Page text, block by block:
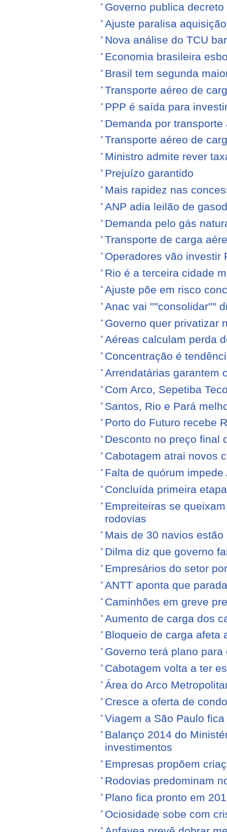
Governo publica
Ajuste paralisa
Nova análise do TCU
Economia brasileira
Brasil tem segunda
Transporte aéreo de
PPP é saída para
Demanda por
Transporte aéreo de
Ministro admite rever
Prejuízo garantido
Mais rapidez nas
ANP adia leilão de
Demanda pelo gás
Transporte de carga
Operadores vão investir
Rio é a terceira cidade
Ajuste põe em risco
Anac vai ''''consolidar''''
Governo quer privatizar
Aéreas calculam perda
Concentração é
Arrendatárias garantem
Com Arco, Sepetiba
Santos, Rio e Pará
Porto do Futuro recebe
Desconto no preço final
Cabotagem atrai novos
Falta de quórum
Concluída primeira
Empreiteiras se
rodovias
Mais de 30 navios
Dilma diz que governo
Empresários do setor
ANTT aponta que
Caminhões em greve
Aumento de carga dos
Bloqueio de carga afeta
Governo terá plano
Cabotagem volta a ter
Área do Arco
Cresce a oferta de
Viagem a São Paulo
Balanço 2014 do
investimentos
Empresas propõem
Rodovias predominam
Plano fica pronto em
Ociosidade sobe com